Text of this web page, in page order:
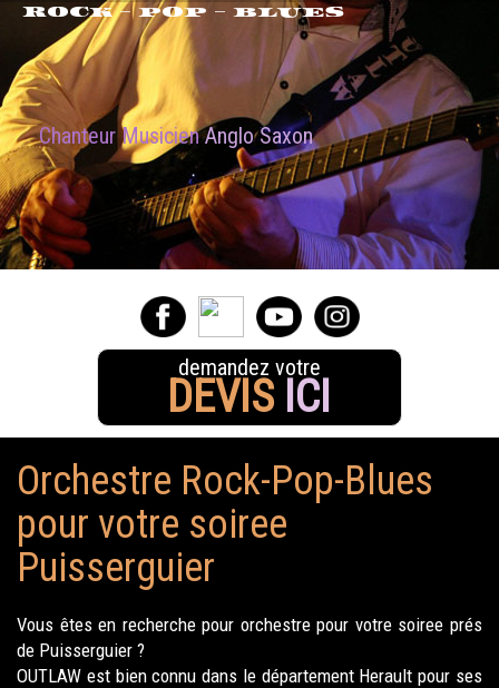
ROCK - POP - BLUES
Chanteur MusicienAnglo Saxon
demandez votre
DEVIS ICI
Orchestre Rock-Pop-Blues
pour votre soiree
Puisserguier
Vous êtes en recherche pour orchestre pour votre soiree prés
de Puisserguier ?
OUTLAW est bien connu dans le département Herault pour ses